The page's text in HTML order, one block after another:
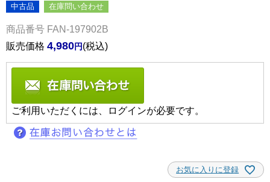
中古品 在庫問い合わせ
商品番号 FAN-197902B
販売価格 4,980 税込
ご利用いただくには、ログインが必要です。
お気に入りに登録